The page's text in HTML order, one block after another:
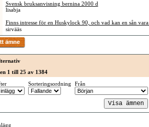
Svensk bruksanvisning bernina 2000 d
lisabja
Finns intresse för en Huskylock 90, och vad kan en sån
sirvääs
1 till 25 av 1384
Sorteringsordning Från